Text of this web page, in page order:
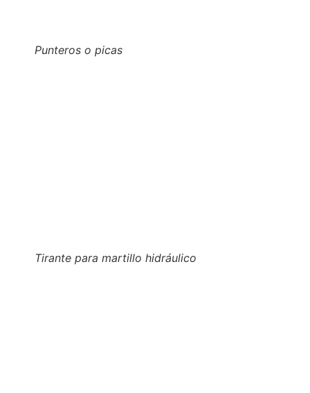
Punteros o picas
Tirante para martillo hidráulico